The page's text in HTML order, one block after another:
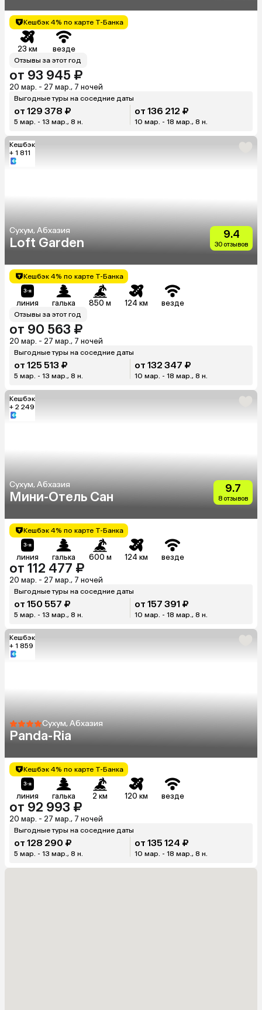
Кешбэк 4% по карте Т-Банка
23 км везде
Отзывы за этот год
от 93 945 ₽
20 мар. - 27 мар., 7 ночей
Выгодные туры на соседние даты
от 129 378 ₽
5 мар. - 13 мар., 8 н.
от 136 212 ₽
10 мар. - 18 мар., 8 н.
Кешбэк
+ 1 811
Сухум, Абхазия
Loft Garden
9.4
30 отзывов
Кешбэк 4% по карте Т-Банка
линия галька 850 м 124 км везде
Отзывы за этот год
от 90 563 ₽
20 мар. - 27 мар., 7 ночей
Выгодные туры на соседние даты
от 125 513 ₽
5 мар. - 13 мар., 8 н.
от 132 347 ₽
10 мар. - 18 мар., 8 н.
Кешбэк
+ 2 249
Сухум, Абхазия
Мини-Отель Сан
9.7
8 отзывов
Кешбэк 4% по карте Т-Банка
линия галька 600 м 124 км везде
от 112 477 ₽
20 мар. - 27 мар., 7 ночей
Выгодные туры на соседние даты
от 150 557 ₽
5 мар. - 13 мар., 8 н.
от 157 391 ₽
10 мар. - 18 мар., 8 н.
Кешбэк
+ 1 859
Сухум, Абхазия
Panda-Ria
Кешбэк 4% по карте Т-Банка
линия галька 2 км 120 км везде
от 92 993 ₽
20 мар. - 27 мар., 7 ночей
Выгодные туры на соседние даты
от 128 290 ₽
5 мар. - 13 мар., 8 н.
от 135 124 ₽
10 мар. - 18 мар., 8 н.